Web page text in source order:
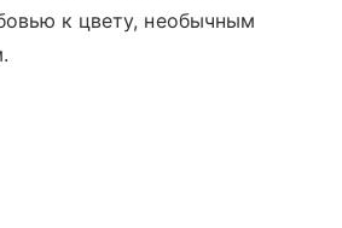
к цвету, необычным